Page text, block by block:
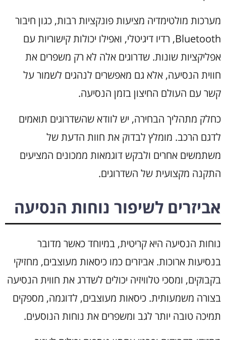
מערכות מולטימדיה מציעות פונקציות רבות, כגון חיבור
Bluetooth, רדיו דיגיטלי, ואפילו יכולות קישוריות עם
אפליקציות שונות. שדרוגים אלה לא רק משפרים את
חווית הנסיעה, אלא גם מאפשרים לנהגים לשמור על
קשר עם העולם החיצון בזמן הנסיעה.
כחלק מתהליך הבחירה, יש לוודא שהשדרוגים תואמים
לדגם הרכב. מומלץ לבדוק את חוות הדעת של
משתמשים אחרים ולבקש דוגמאות ממכונים המציעים
התקנה מקצועית של השדרוגים.
אביזרים לשיפור נוחות הנסיעה
נוחות הנסיעה היא קריטית, במיוחד כאשר מדובר
בנסיעות ארוכות. אביזרים כמו כיסאות מעוצבים, מחזיקי
בקבוקים, ומסכי טלוויזיה יכולים לשדרג את חווית הנסיעה
בצורה משמעותית. כיסאות מעוצבים, לדוגמה, מספקים
תמיכה טובה יותר לגב ומשפרים את נוחות הנוסעים.